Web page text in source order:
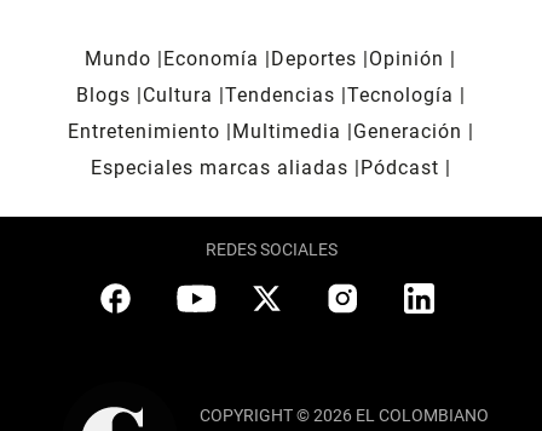
Mundo Economía Deportes
Opinión
Blogs
Cultura Tendencias Tecnología
Entretenimiento
Multimedia
Generación
Especiales marcas aliadas
Pódcast
REDES SOCIALES
COPYRIGHT © 2026 EL COLOMBIANO